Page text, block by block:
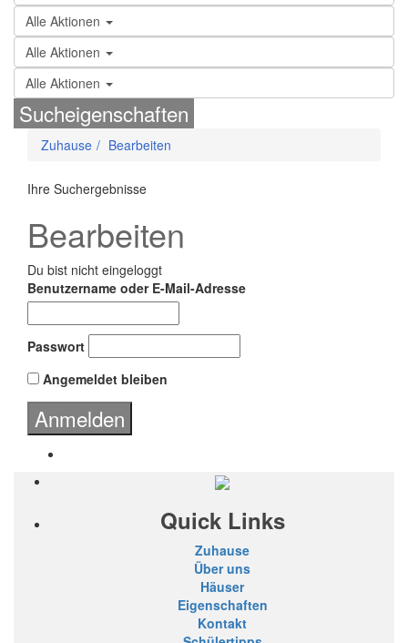
Alle Aktionen
Alle Aktionen
Alle Aktionen
Sucheigenschaften
Zuhause Bearbeiten
Ihre Suchergebnisse
Bearbeiten
Du bist nicht eingeloggt
Benutzername oder E-Mail-Adresse
Passwort
Angemeldet bleiben
Quick Links
Zuhause
Über uns
Häuser
Eigenschaften
Kontakt